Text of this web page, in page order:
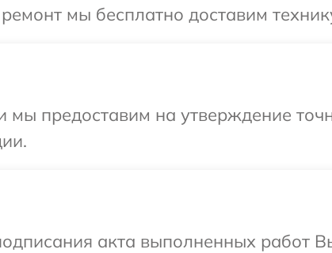
мы бесплатно доставим
мы предоставим на утверждение
акта выполненных работ